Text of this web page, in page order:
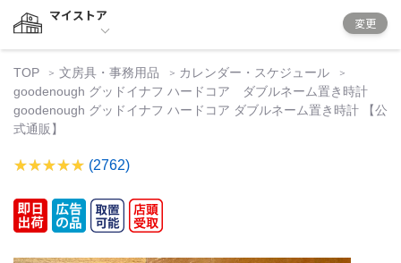
マイストア
変更
TOP 文房具・事務用品
カレンダー・スケジュール
goodenough グッドイナフ ハードコア ダブルネーム置き時計
goodenough グッドイナフ ハードコア ダブルネーム置き時計 【公
式通販】
(2762)